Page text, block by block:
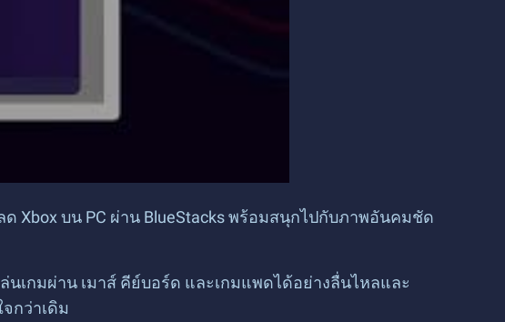
Xbox บน PC ผ่าน BlueStacks พร้อมสนุกไปกับภาพอันคมชัด
นเกมผ่าน เมาส์ คีย์บอร์ด และเกมแพดได้อย่างลื่นไหลและ
กว่าเดิม